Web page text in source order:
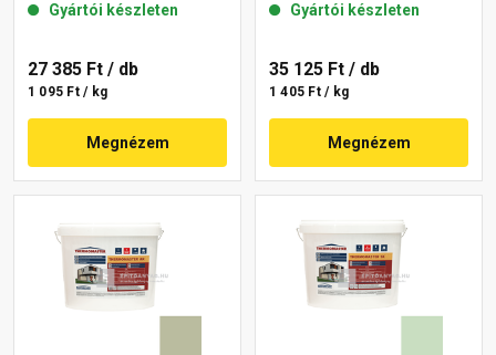
45-F 25 kg
Gyártói készleten
27 385 Ft / db
1 095 Ft / kg
Megnézem
Gyártói készleten
35 125 Ft / db
1 405 Ft / kg
Megnézem